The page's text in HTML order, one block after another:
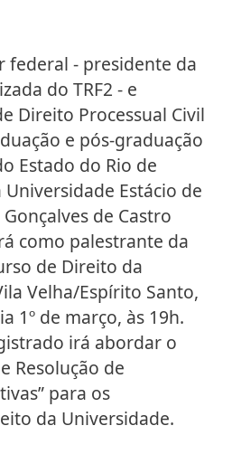
federal - presidente da
do TRF2 - e
Direito Processual Civil
e pós-graduação
Estado do Rio de
Universidade Estácio de
de Castro
como palestrante da
de Direito da
Velha/Espírito Santo,
1º de março, às 19h.
irá abordar o
Resolução de
para os
da Universidade.